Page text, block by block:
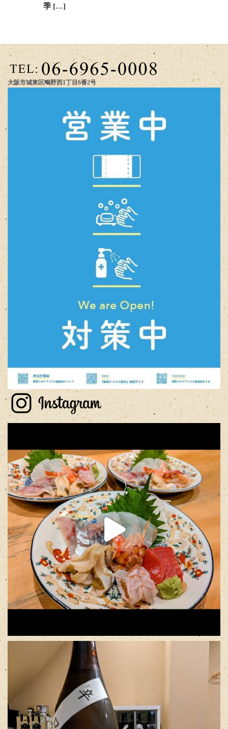
季 […]
大阪市城東区鴫野西1丁目6番2号